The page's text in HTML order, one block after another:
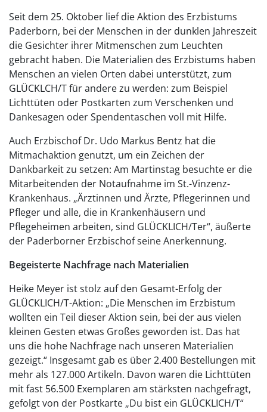
Seit dem 25. Oktober lief die Aktion des Erzbistums
Paderborn, bei der Menschen in der dunklen Jahreszeit
die Gesichter ihrer Mitmenschen zum Leuchten
gebracht haben. Die Materialien des Erzbistums haben
Menschen an vielen Orten dabei unterstützt, zum
GLÜCKLCH/T für andere zu werden: zum Beispiel
Lichttüten oder Postkarten zum Verschenken und
Dankesagen oder Spendentaschen voll mit Hilfe.
Auch Erzbischof Dr. Udo Markus Bentz hat die
Mitmachaktion genutzt, um ein Zeichen der
Dankbarkeit zu setzen: Am Martinstag besuchte er die
Mitarbeitenden der Notaufnahme im St.-Vinzenz-
Krankenhaus. „Ärztinnen und Ärzte, Pflegerinnen und
Pfleger und alle, die in Krankenhäusern und
Pflegeheimen arbeiten, sind GLÜCKLICH/Ter“, äußerte
der Paderborner Erzbischof seine Anerkennung.
Begeisterte Nachfrage nach Materialien
Heike Meyer ist stolz auf den Gesamt-Erfolg der
GLÜCKLICH/T-Aktion: „Die Menschen im Erzbistum
wollten ein Teil dieser Aktion sein, bei der aus vielen
kleinen Gesten etwas Großes geworden ist. Das hat
uns die hohe Nachfrage nach unseren Materialien
gezeigt.“ Insgesamt gab es über 2.400 Bestellungen mit
mehr als 127.000 Artikeln. Davon waren die Lichttüten
mit fast 56.500 Exemplaren am stärksten nachgefragt,
gefolgt von der Postkarte „Du bist ein GLÜCKLICH/T“